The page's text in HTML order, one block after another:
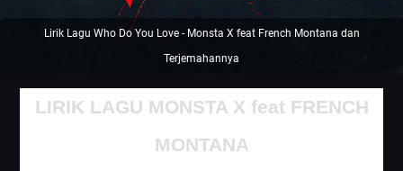
Lirik Lagu Who Do You Love - Monsta X feat French Montana dan
Terjemahannya
LIRIK LAGU MONSTA X feat FRENCH
MONTANA